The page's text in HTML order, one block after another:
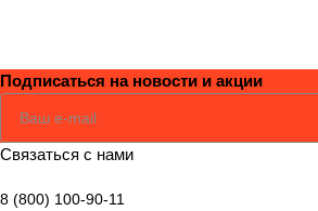
Подписаться на новости и акции
Связаться с нами
8 (800) 100-90-11